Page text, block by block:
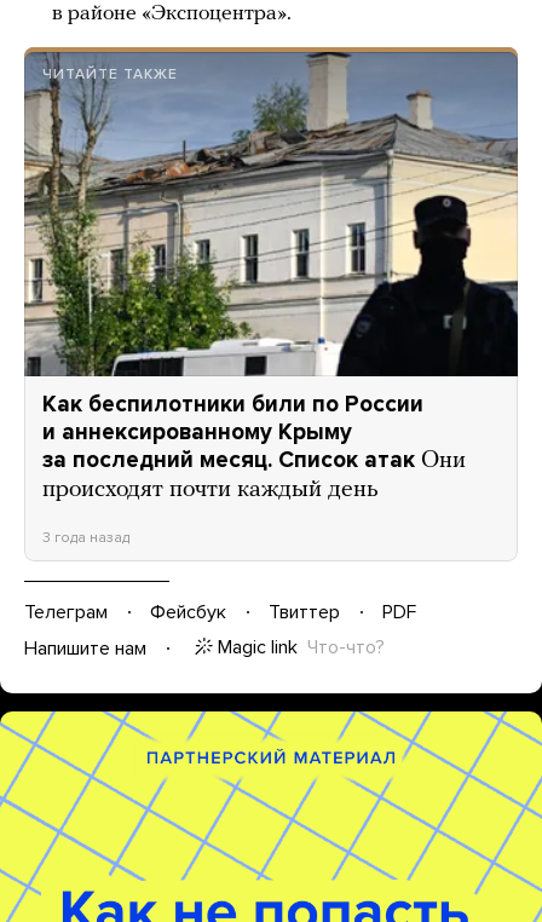
в районе «Экспоцентра».
ЧИТАЙТЕ ТАКЖЕ
Как беспилотники били по России
и аннексированному Крыму
за последний месяц. Список атак Они
происходят почти каждый день
3 года назад
Телеграм Фейсбук Твиттер
PDF
Напишите нам
Magic link Что-что?